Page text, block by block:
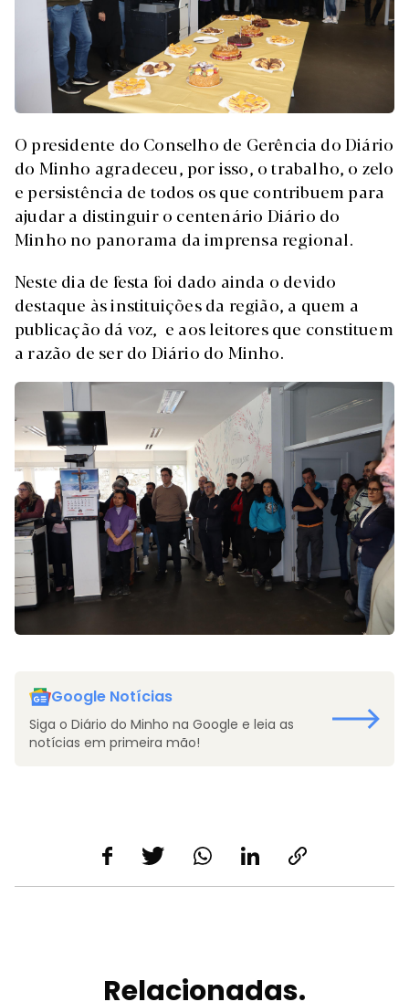
O presidente do Conselho de Gerência do Diário
do Minho agradeceu, por isso, o trabalho, o zelo
e persistência de todos os que contribuem para
ajudar a distinguir o centenário Diário do
Minho no panorama da imprensa regional.
Neste dia de festa foi dado ainda o devido
destaque às instituições da região, a quem a
publicação dá voz, e aos leitores que constituem
a razão de ser do Diário do Minho.
Google Notícias
Siga o Diário do Minho na Google e leia as
notícias em primeira mão!
Relacionadas.